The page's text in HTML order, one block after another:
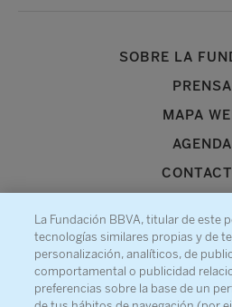
SOBRE LA
PRENSA
MAPA
AGENDA
Recibe información sobre
La Fundación BBVA, titular de este
tecnologías similares propias y de
personalización, analíticos, de
comportamental o publicidad
preferencias sobre la base de un